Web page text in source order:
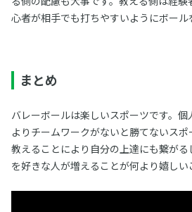
心者が相手でも打ちやすいようにボール
まとめ
バレーボールは楽しいスポーツです。
よりチームワークがないと勝てないス
教えることにより自分の上達にも繋が
を好きな人が増えることが何より嬉しい